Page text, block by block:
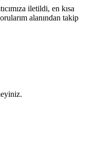
iletildi, en kısa
alanından takip